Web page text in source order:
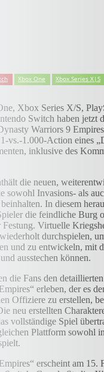
Xbox One Xbox Series X|S
Xbox Series X/S,
Switch haben jetzt
Warriors 9
1-vs.-1.000-Action eines
inklusive des
die neuen,
sowohl Invasions- als
In diesem
die feindliche Burg
Festung. Virtuelle
durchspielen,
und zu entwickeln, mit
ausstechen können.
die Fans den
erleben, der es
Offiziere zu erstellen,
neu erstellten
vollständige Spiel
Plattform sowohl
erscheint am 15.